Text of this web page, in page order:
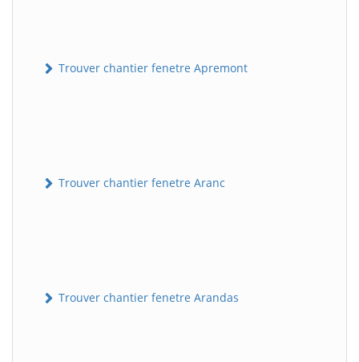
Trouver chantier fenetre Apremont
Trouver chantier fenetre Aranc
Trouver chantier fenetre Arandas